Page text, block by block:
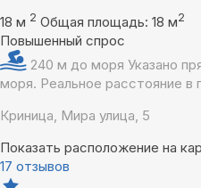
18 м 2 Общая площадь: 18 м2
Повышенный спрос
240 м до моря Указано
моря. Реальное расстояние
Криница, Мира улица, 5
Показать расположение на
17 отзывов